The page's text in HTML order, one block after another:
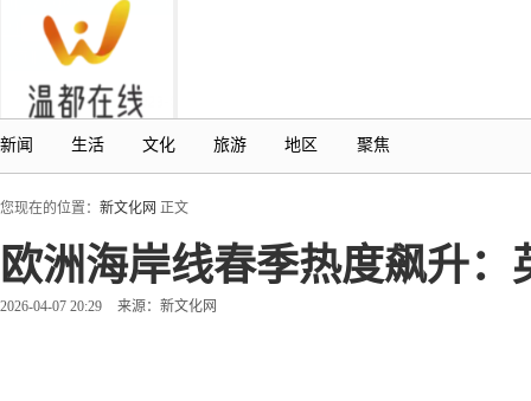
新闻 生活 文化 旅游 地区 聚焦
您现在的位置： 新文化网 正文
欧洲海岸线春季热度飙升
2026-04-07 20:29 来源：新文化网